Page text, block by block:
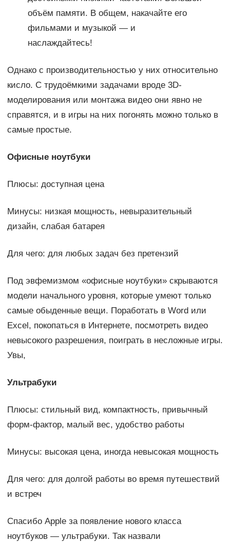
объём памяти. В общем, накачайте его
фильмами и музыкой — и
наслаждайтесь!
Однако с производительностью у них относительно
кисло. С трудоёмкими задачами вроде 3D-
моделирования или монтажа видео они явно не
справятся, и в игры на них погонять можно только в
самые простые.
Офисные ноутбуки
Плюсы: доступная цена
Минусы: низкая мощность, невыразительный
дизайн, слабая батарея
Для чего: для любых задач без претензий
Под эвфемизмом «офисные ноутбуки» скрываются
модели начального уровня, которые умеют только
самые обыденные вещи. Поработать в Word или
Excel, покопаться в Интернете, посмотреть видео
невысокого разрешения, поиграть в несложные игры.
Увы,
Ультрабуки
Плюсы: стильный вид, компактность, привычный
форм-фактор, малый вес, удобство работы
Минусы: высокая цена, иногда невысокая мощность
Для чего: для долгой работы во время путешествий
и встреч
Спасибо Apple за появление нового класса
ноутбуков — ультрабуки. Так назвали